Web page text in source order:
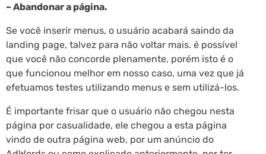
– Abandonar a página.
Se você inserir menus, o usuário acabará saindo da
landing page, talvez para não voltar mais. é possível
que você não concorde plenamente, porém isto é o
que funcionou melhor em nosso caso, uma vez que já
efetuamos testes utilizando menus e sem utilizá-los.
É importante frisar que o usuário não chegou nesta
página por casualidade, ele chegou a esta página
vindo de outra página web, por um anúncio do